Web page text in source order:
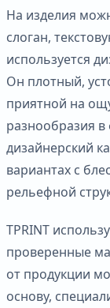
На изделия
слоган,
используется
Он плотный,
приятной на
разнообразия в
дизайнерский
вариантах с
рельефной
TPRINT
проверенные
от продукции
основу,